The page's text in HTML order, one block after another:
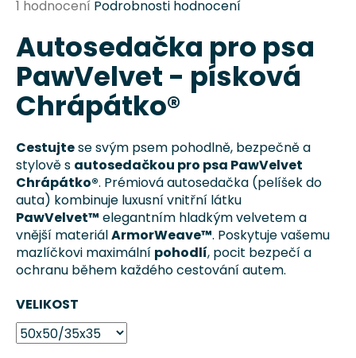
Průměrné
produktu
je
5,0
5
1 hodnocení Podrobnosti hodnocení
Autosedačka pro psa
PawVelvet - písková
Chrápátko®
Cestujtese svým psem pohodlně, bezpečně a
stylově s autosedačkou pro psa PawVelvet
Chrápátko®. Prémiová autosedačka (pelíšek do
auta) kombinuje luxusní vnitřní látku
PawVelvet™ elegantním hladkým velvetem a
vnější materiálArmorWeave™. Poskytuje vašemu
mazlíčkovi maximální pohodlí, pocit bezpečí a
ochranu během každého cestování autem.
VELIKOST
j
í
t
?
HLEDAT
D
o
o
r
u